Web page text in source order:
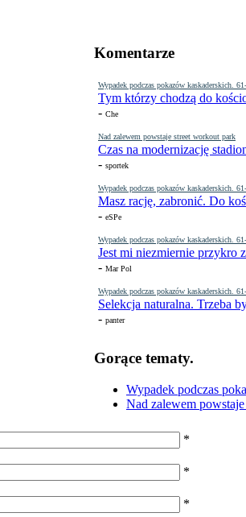
Komentarze
Wypadek podczas pokazów kaskaderskich.
Tym którzy chodzą do
- Che
Nad zalewem powstaje street workout park
Czas na modernizację
- sportek
Wypadek podczas pokazów kaskaderskich.
Masz rację, zabronić. Do
- eSPe
Wypadek podczas pokazów kaskaderskich.
Jest mi niezmiernie przykro
- Mar Pol
Wypadek podczas pokazów kaskaderskich.
Selekcja naturalna. Trzeba
- panter
Gorące tematy.
Wypadek podczas
Nad zalewem
*
*
*